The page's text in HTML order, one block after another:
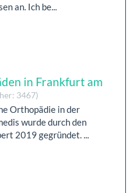
an. Ich be...
in Frankfurt am
3467)
Orthopädie in der
wurde durch den
2019 gegründet. ...